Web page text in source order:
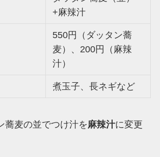
+麻辣汁
550円（ダッタン蕎
麦）、200円（麻辣
汁）
煮玉子、長ネギなど
蕎麦の並でつけ汁を麻辣汁に変更